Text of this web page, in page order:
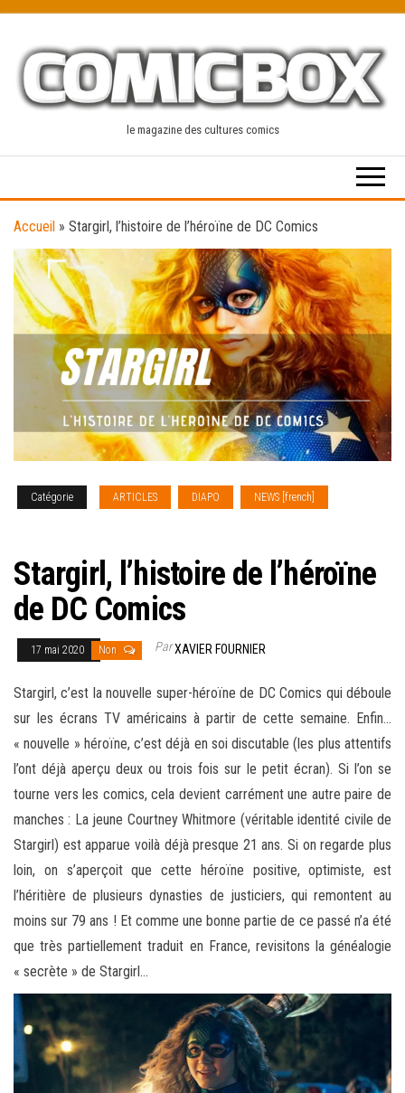
content
le magazine des cultures comics
Accueil » Stargirl, l’histoire de l’héroïne de DC Comics
Catégorie ARTICLES DIAPO NEWS [french]
Stargirl, l’histoire de l’héroïne
de DC Comics
17 mai 2020 Non ParXAVIER FOURNIER
Stargirl, c’est la nouvelle super-héroïne de DC Comics qui déboule
sur les écrans TV américains à partir de cette semaine. Enfin…
« nouvelle » héroïne, c’est déjà en soi discutable (les plus attentifs
l’ont déjà aperçu deux ou trois fois sur le petit écran). Si l’on se
tourne vers les comics, cela devient carrément une autre paire de
manches : La jeune Courtney Whitmore (véritable identité civile de
Stargirl) est apparue voilà déjà presque 21 ans. Si on regarde plus
loin, on s’aperçoit que cette héroïne positive, optimiste, est
l’héritière de plusieurs dynasties de justiciers, qui remontent au
moins sur 79 ans ! Et comme une bonne partie de ce passé n’a été
que très partiellement traduit en France, revisitons la généalogie
« secrète » de Stargirl…